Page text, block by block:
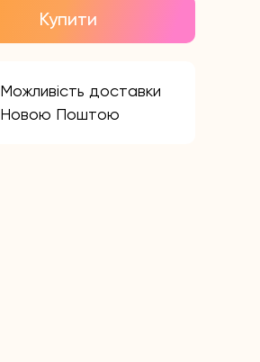
Купити
Можливість доставки
Новою Поштою